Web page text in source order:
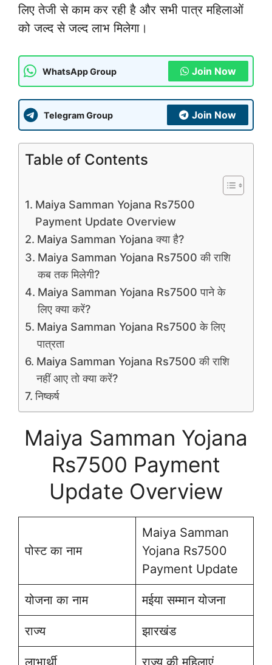
लिए तेजी से काम कर रही है और सभी पात्र महिलाओं
को जल्द से जल्द लाभ मिलेगा।
WhatsApp Group Join Now
Telegram Group Join Now
Table of Contents
Maiya Samman Yojana Rs7500
Payment Update Overview
Maiya Samman Yojana क्या है?
Maiya Samman Yojana Rs7500 की राशि
कब तक मिलेगी?
Maiya Samman Yojana Rs7500 पाने के
लिए क्या करें?
Maiya Samman Yojana Rs7500 के लिए
पात्रता
Maiya Samman Yojana Rs7500 की राशि
नहीं आए तो क्या करें?
निष्कर्ष
Maiya Samman Yojana
Rs7500 Payment
Update Overview
पोस्ट का नाम
Maiya Samman
Yojana Rs7500
Payment Update
योजना का नाम मईया सम्मान योजना
राज्य झारखंड